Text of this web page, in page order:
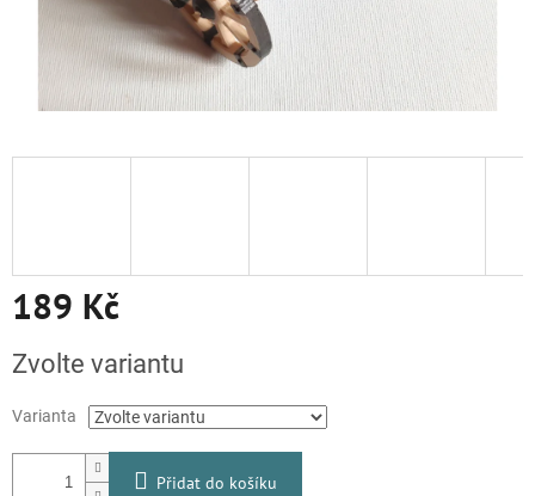
189 Kč
cena:
Zvolte variantu
Varianta
Přidat do košíku